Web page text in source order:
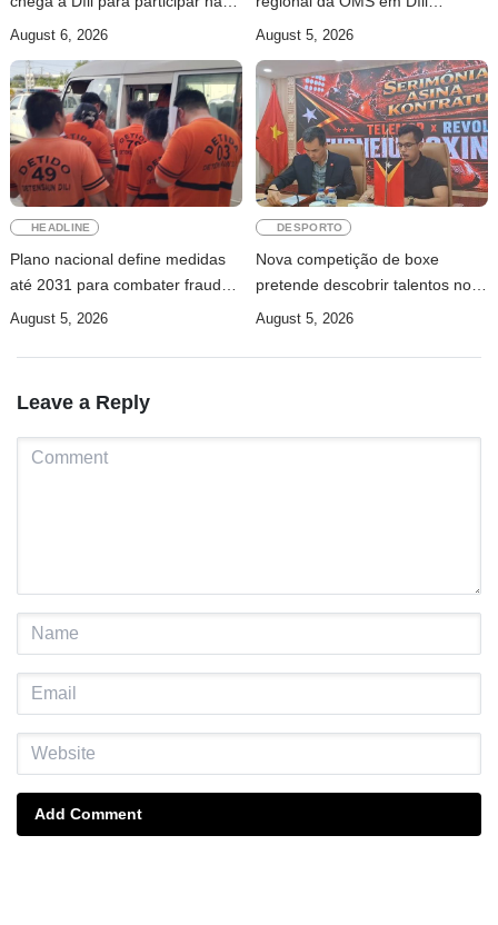
Maratona Internacional de 2026
August 6, 2026
apresentados ao Conselho de
August 5, 2026
HEADLINE
Plano nacional define medidas
até 2031 para combater fraude
digital e tráfico de pessoas
August 5, 2026
DESPORTO
Nova competição de boxe
pretende descobrir talentos nos
municípios
August 5, 2026
Leave a Reply
Add Comment